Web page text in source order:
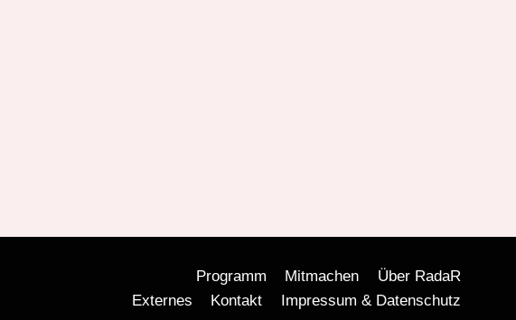
Programm Mitmachen
Über RadaR
Externes
Kontakt Impressum & Datenschutz